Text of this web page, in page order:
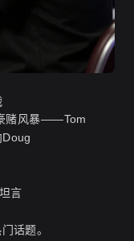
赌风暴——Tom
言
话题。